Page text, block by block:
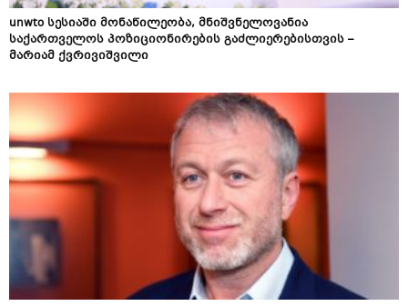
unwto სესიაში მონაწილეობა, მნიშვნელოვანია
საქართველოს პოზიციონირების გაძლიერებისთვის –
მარიამ ქვრივიშვილი